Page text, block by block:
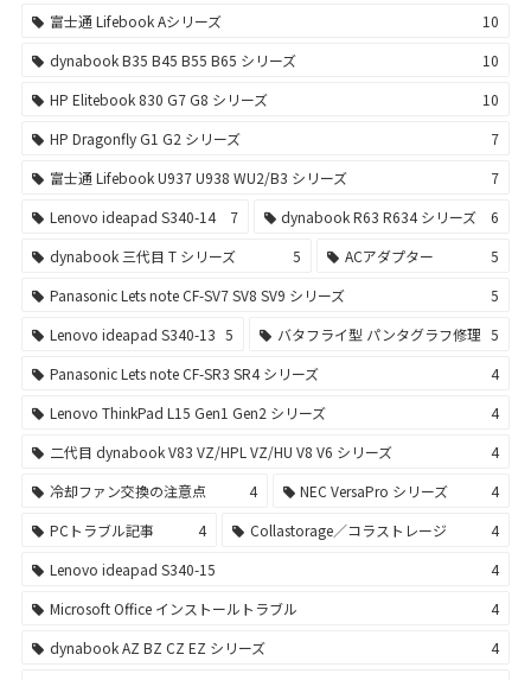
富士通 Lifebook Aシリーズ
10
dynabook B35 B45 B55 B65 シリーズ
10
HP Elitebook 830 G7 G8 シリーズ
10
HP Dragonfly G1 G2 シリーズ
7
富士通 Lifebook U937 U938 WU2/B3 シリーズ
7
Lenovo ideapad S340-14
7 dynabook R63 R634 シリーズ
6
dynabook 三代目 T シリーズ
5 ACアダプター
5
Panasonic Lets note CF-SV7 SV8 SV9 シリーズ
5
Lenovo ideapad S340-13 5 バタフライ型 パンタグラフ修理 5
Panasonic Lets note CF-SR3 SR4 シリーズ
4
Lenovo ThinkPad L15 Gen1 Gen2 シリーズ
4
二代目 dynabook V83 VZ/HPL VZ/HU V8 V6 シリーズ
4
冷却ファン交換の注意点
4 NEC VersaPro シリーズ
4
PCトラブル記事
4 Collastorage／コラストレージ
4
Lenovo ideapad S340-15
4
Microsoft Office インストールトラブル
4
dynabook AZ BZ CZ EZ シリーズ
4